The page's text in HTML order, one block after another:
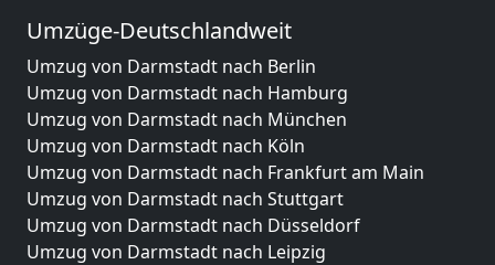
Umzüge-Deutschlandweit
Umzug von Darmstadt nach Berlin
Umzug von Darmstadt nach Hamburg
Umzug von Darmstadt nach München
Umzug von Darmstadt nach Köln
Umzug von Darmstadt nach Frankfurt am Main
Umzug von Darmstadt nach Stuttgart
Umzug von Darmstadt nach Düsseldorf
Umzug von Darmstadt nach Leipzig